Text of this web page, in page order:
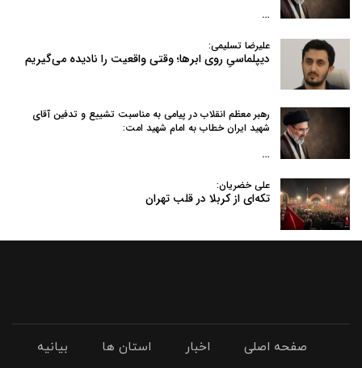
…
علیرضا تسلیمی:
دیپلماسیِ روی ابرها؛ وقتی واقعیت را نادیده می‌گیریم
رهبر معظم انقلاب در پیامی به‌ مناسبت تشییع و تدفین آقای
شهید ایران خطاب به امام شهید امت:
…
علی خضریان:
تکه‌ای از کربلا در قلب تهران
صفحه اصلی اخبار استان ها بیانیه